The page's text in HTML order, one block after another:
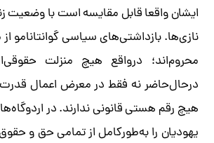
ایشان واقعا قابل مقایسه است با وضعیت
نازی‌ها. بازداشتی‌های سیاسی گوانتانامو
در‌حال‌حاضر نه فقط در معرض اعمال قدرت
هیچ رقم هستی قانونی ندارند. در
یهودیان را به‌طور‌کامل از تمامی حق و